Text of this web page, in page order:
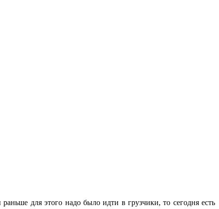
для этого надо было идти в грузчики, то сегодня есть